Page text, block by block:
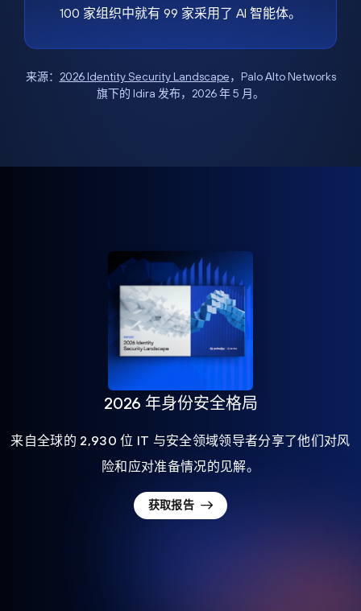
100 家组织中就有 99 家采用了 AI 智能体。
来源： 2026 Identity Security Landscape，Palo Alto Networks
旗下的 Idira 发布，2026 年 5 月。
2026 年身份安全格局
来自全球的 2,930 位 IT 与安全领域领导者分享了他们对风
险和应对准备情况的见解。
获取报告